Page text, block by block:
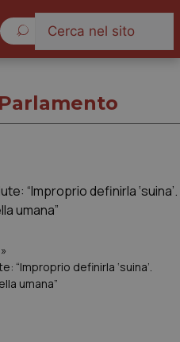
»
“Improprio definirla ‘suina’.
umana”